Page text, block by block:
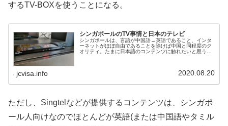
するTV-BOXを使うことになる。
シンガポールのTV事情と日本のテレビ
シンガポールは、言語が中国語→英語であること、インタ
ーネットがほぼ自由であることを除けば中国と同程度のク
オリティ。たまに日本語のコンテンツに触れたいと思う人
jcvisa.info 2020.08.20
ただし、Singtelなどが提供するコンテンツは、シンガポ
ール人向けなのでほとんどが英語(または中国語やタミル